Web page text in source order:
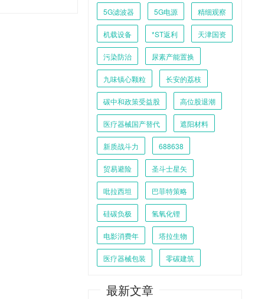
5G滤波器 5G电源 精细观察
机载设备 *ST返利 天津国资
污染防治 尿素产能置换
九味镇心颗粒 长安的荔枝
碳中和政策受益股 高位股退潮
医疗器械国产替代 遮阳材料
新质战斗力 688638
贸易避险 圣斗士星矢
吡拉西坦 巴菲特策略
硅碳负极 氢氧化锂
电影消费年 塔拉生物
医疗器械包装 零碳建筑
最新文章